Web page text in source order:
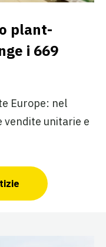
plant-
i 669
Europe: nel
vendite unitarie e